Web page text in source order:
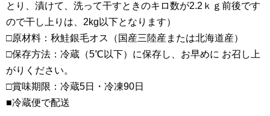
とり、漬けて、洗って干すときのキロ数が2.2ｋｇ前後です
ので干し上りは、2kg以下となります）
□原材料：秋鮭銀毛オス（国産三陸産または北海道産）
□保存方法：冷蔵（5℃以下）に保存し、お早めに お召し上
がりください。
□賞味期限：冷蔵5日・冷凍90日
■冷蔵便で配送